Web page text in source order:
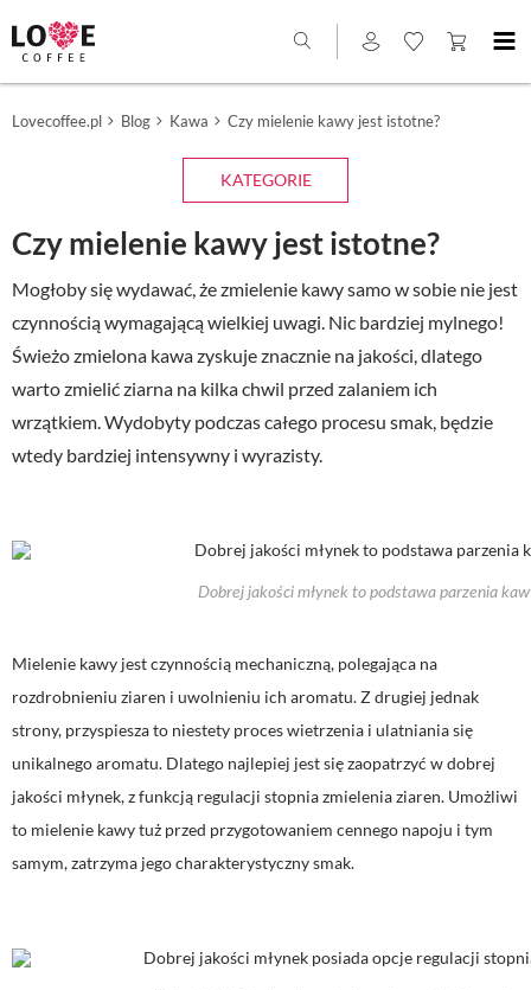
Lovecoffee.pl Blog Kawa Czy mielenie kawy jest istotne?
KATEGORIE
Czy mielenie kawy jest istotne?
Mogłoby się wydawać, że zmielenie kawy samo w sobie nie jest
czynnością wymagającą wielkiej uwagi. Nic bardziej mylnego!
Świeżo zmielona kawa zyskuje znacznie na jakości, dlatego
warto zmielić ziarna na kilka chwil przed zalaniem ich
wrzątkiem. Wydobyty podczas całego procesu smak, będzie
wtedy bardziej intensywny i wyrazisty.
Dobrej jakości młynek to podstawa parzenia
Mielenie kawy jest czynnością mechaniczną, polegająca na
rozdrobnieniu ziaren i uwolnieniu ich aromatu. Z drugiej jednak
strony, przyspiesza to niestety proces wietrzenia i ulatniania się
unikalnego aromatu. Dlatego najlepiej jest się zaopatrzyć w dobrej
jakości młynek, z funkcją regulacji stopnia zmielenia ziaren. Umożliwi
to mielenie kawy tuż przed przygotowaniem cennego napoju i tym
samym, zatrzyma jego charakterystyczny smak.